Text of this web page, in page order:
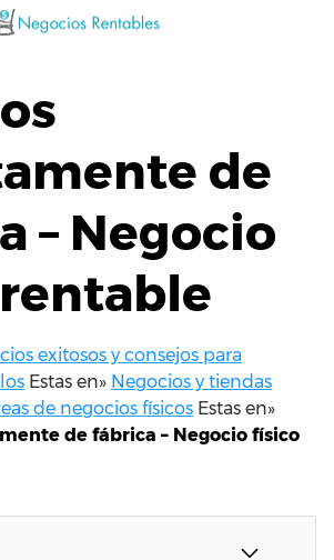
de
– Negocio
exitosos y consejos para
Estas en» Negocios y tiendas
de negocios físicos Estas en»
de fábrica – Negocio físico